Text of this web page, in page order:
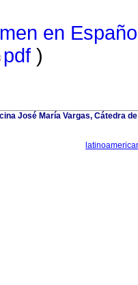
en
pdf )
José María Vargas, Cátedra